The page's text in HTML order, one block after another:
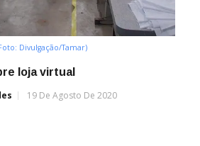
Divulgação/Tamar)
loja virtual
19 De Agosto De 2020